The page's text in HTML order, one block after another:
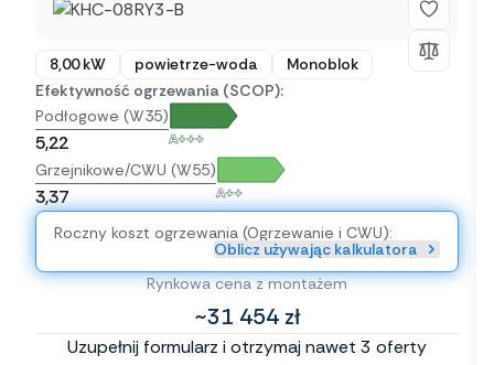
8,00 kW powietrze-woda
Monoblok
Efektywność ogrzewania (SCOP):
Podłogowe (W35)
5,22 A+++
Grzejnikowe/CWU (W55)
3,37 A++
Roczny koszt ogrzewania (Ogrzewanie i CWU):
Oblicz używając kalkulatora
Rynkowa cena z montażem
~31 454 zł
Uzupełnij formularz i otrzymaj nawet 3 oferty